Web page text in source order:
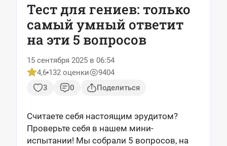
Тест для гениев: только
самый умный ответит
на эти 5 вопросов
15 сентября 2025 в 06:54
4,6 132 оценки
9404
3
0 Поделиться
Считаете себя настоящим эрудитом?
Проверьте себя в нашем мини-
испытании! Мы собрали 5 вопросов, на